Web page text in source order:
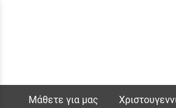
Μάθετε για μας